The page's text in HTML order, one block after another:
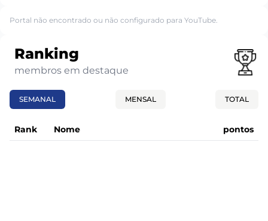
Portal não encontrado ou não configurado para YouTube.
Ranking
membros em destaque
SEMANAL MENSAL TOTAL
Rank Nome pontos